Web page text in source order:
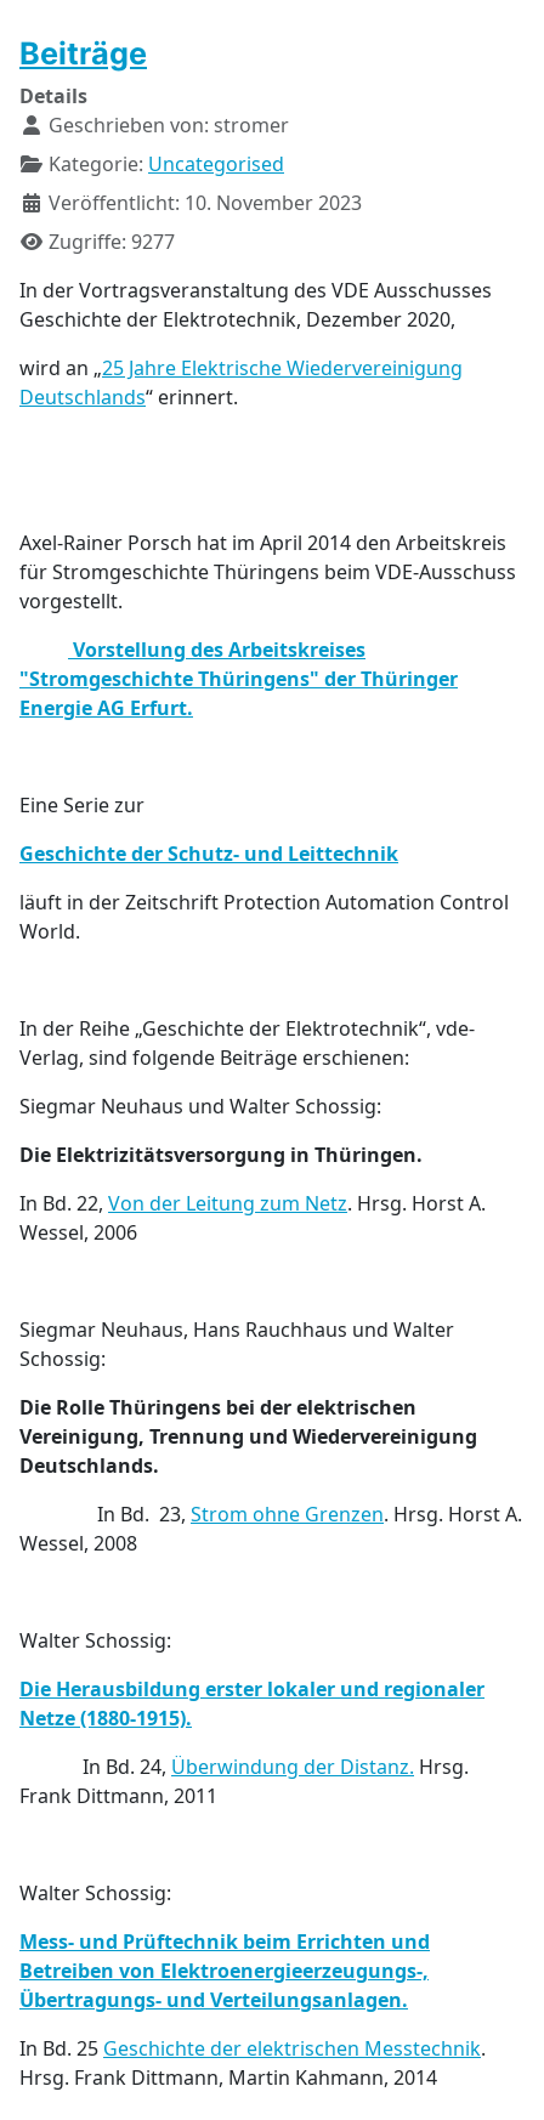
Beiträge
Details
Geschrieben von: stromer
Kategorie: Uncategorised
Veröffentlicht: 10. November 2023
Zugriffe: 9277
In der Vortragsveranstaltung des VDE Ausschusses
Geschichte der Elektrotechnik, Dezember 2020,
wird an „25 Jahre Elektrische Wiedervereinigung
Deutschlands“ erinnert.
Axel-Rainer Porsch hat im April 2014 den Arbeitskreis
für Stromgeschichte Thüringens beim VDE-Ausschuss
vorgestellt.
Vorstellung des Arbeitskreises
"Stromgeschichte Thüringens" der Thüringer
Energie AG Erfurt.
Eine Serie zur
Geschichte der Schutz- und Leittechnik
läuft in der Zeitschrift Protection Automation Control
World.
In der Reihe „Geschichte der Elektrotechnik“, vde-
Verlag, sind folgende Beiträge erschienen:
Siegmar Neuhaus und Walter Schossig:
Die Elektrizitätsversorgung in Thüringen.
In Bd. 22, Von der Leitung zum Netz. Hrsg. Horst A.
Wessel, 2006
Siegmar Neuhaus, Hans Rauchhaus und Walter
Schossig:
Die Rolle Thüringens bei der elektrischen
Vereinigung, Trennung und Wiedervereinigung
Deutschlands.
In Bd. 23, Strom ohne Grenzen. Hrsg. Horst A.
Wessel, 2008
Walter Schossig:
Die Herausbildung erster lokaler und regionaler
Netze (1880-1915).
In Bd. 24, Überwindung der Distanz. Hrsg.
Frank Dittmann, 2011
Walter Schossig:
Mess- und Prüftechnik beim Errichten und
Betreiben von Elektroenergieerzeugungs-,
Übertragungs- und Verteilungsanlagen.
In Bd. 25 Geschichte der elektrischen Messtechnik.
Hrsg. Frank Dittmann, Martin Kahmann, 2014